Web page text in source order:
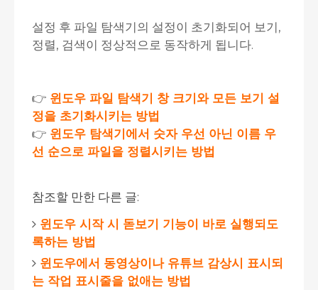
설정 후 파일 탐색기의 설정이 초기화되어 보기,
정렬, 검색이 정상적으로 동작하게 됩니다.
👉 윈도우 파일 탐색기 창 크기와 모든 보기 설
정을 초기화시키는 방법
👉 윈도우 탐색기에서 숫자 우선 아닌 이름 우
선 순으로 파일을 정렬시키는 방법
참조할 만한 다른 글:
윈도우 시작 시 돋보기 기능이 바로 실행되도
록하는 방법
윈도우에서 동영상이나 유튜브 감상시 표시되
는 작업 표시줄을 없애는 방법